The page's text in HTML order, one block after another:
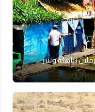
بتاهلة وتثير